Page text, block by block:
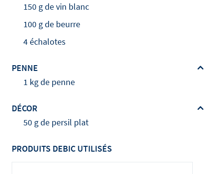
150 g de vin blanc
100 g de beurre
4 échalotes
PENNE
1 kg de penne
DÉCOR
50 g de persil plat
PRODUITS DEBIC UTILISÉS